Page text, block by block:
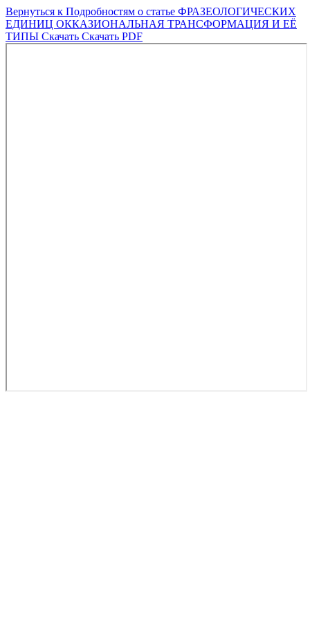
Вернуться к Подробностям о статье ФРАЗЕОЛОГИЧЕСКИХ
ЕДИНИЦ ОККАЗИОНАЛЬНАЯ ТРАНСФОРМАЦИЯ И ЕЁ
ТИПЫ Скачать Скачать PDF